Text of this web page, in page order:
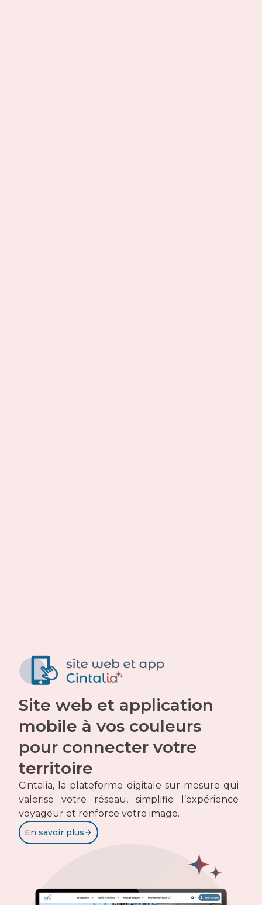
Site web et application
mobile à vos couleurs
pour connecter votre
territoire
Cintalia, la plateforme digitale sur-mesure qui
valorise votre réseau, simplifie l’expérience
voyageur et renforce votre image.​
En savoir plus arrow_forward